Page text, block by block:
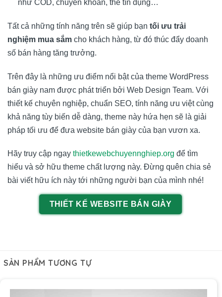
như COD, chuyển khoản, thẻ tín dụng…
Tất cả những tính năng trên sẽ giúp bạn tối ưu trải
nghiệm mua sắm cho khách hàng, từ đó thúc đẩy doanh
số bán hàng tăng trưởng.
Trên đây là những ưu điểm nổi bật của theme WordPress
bán giày nam được phát triển bởi Web Design Team. Với
thiết kế chuyên nghiệp, chuẩn SEO, tính năng ưu việt cùng
khả năng tùy biến dễ dàng, theme này hứa hẹn sẽ là giải
pháp tối ưu để đưa website bán giày của bạn vươn xa.
Hãy truy cập ngay thietkewebchuyennghiep.org để tìm
hiểu và sở hữu theme chất lượng này. Đừng quên chia sẻ
bài viết hữu ích này tới những người bạn của mình nhé!
THIẾT KẾ WEBSITE BÁN GIÀY
SẢN PHẨM TƯƠNG TỰ